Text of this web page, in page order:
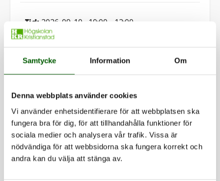
Samtycke Information Om
Denna webbplats använder cookies
Vi använder enhetsidentifierare för att webbplatsen ska
fungera bra för dig, för att tillhandahålla funktioner för
sociala medier och analysera vår trafik. Vissa är
nödvändiga för att webbsidorna ska fungera korrekt och
andra kan du välja att stänga av.
Tid: 2026-09-10 , 10:00 12:00
Plats:Hus 17, sal 221
Uppdaterad: 2026-02-16 avSofia Johansson
Sidansvarig:Louise Järsberg
Dela